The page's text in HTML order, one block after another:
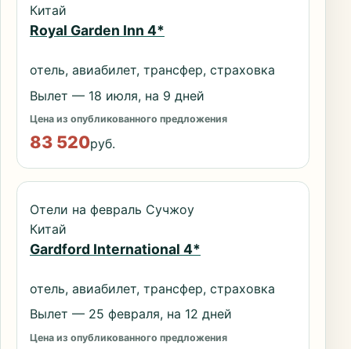
Китай
Royal Garden Inn 4*
отель, авиабилет, трансфер, страховка
Вылет — 18 июля, на 9 дней
Цена из опубликованного предложения
83 520руб.
Отели на февраль Сучжоу
Китай
Gardford International 4*
отель, авиабилет, трансфер, страховка
Вылет — 25 февраля, на 12 дней
Цена из опубликованного предложения